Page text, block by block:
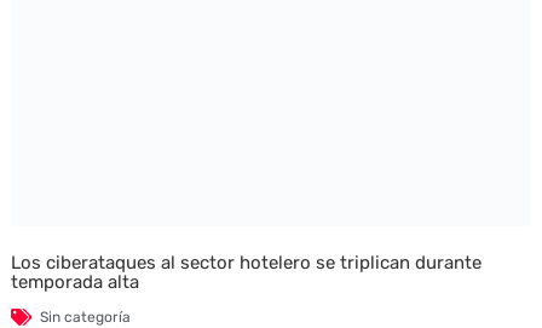
Los ciberataques al sector hotelero se triplican durante
temporada alta
Sin categoría